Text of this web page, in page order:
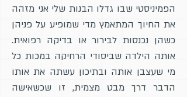
הפמיניסטי שבו גדלו הבנות שלי אני מזהה
את החיוך המתאמץ מדי שמופיע על פניהן
כשהן נכנסות לבירור או בדיקה רפואית.
אותה הילדה שביסודי הרחיקה במכות כל
מי שעצבן אותה ובתיכון עשתה את אותו
הדבר דרך מבט מצמית, זו שכשאישה